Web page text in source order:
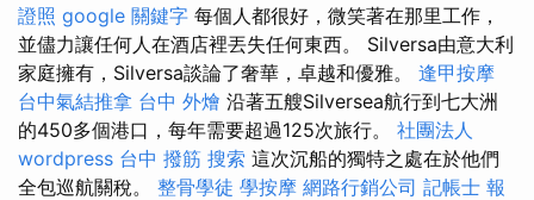
證照 google 關鍵字 每個人都很好，微笑著在那里工作，
並儘力讓任何人在酒店裡丟失任何東西。 Silversa由意大利
家庭擁有，Silversa談論了奢華，卓越和優雅。 逢甲按摩
台中氣結推拿 台中 外燴 沿著五艘Silversea航行到七大洲
的450多個港口，每年需要超過125次旅行。 社團法人
wordpress 台中 撥筋 搜索 這次沉船的獨特之處在於他們
全包巡航關稅。 整骨學徒 學按摩 網路行銷公司 記帳士 報